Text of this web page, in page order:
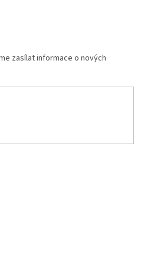
zasílat informace o nových